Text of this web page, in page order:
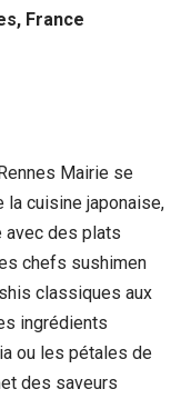
France
Mairie se
la cuisine japonaise,
avec des plats
chefs sushimen
classiques aux
ingrédients
ou les pétales de
des saveurs